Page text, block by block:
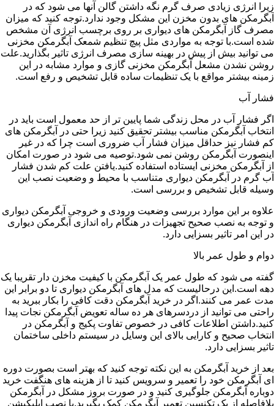
زیرا انرژی زیادی صرف گرم نگه داشتن گالن آنها می شود که در
آبگرمکن های بدون مخزن این مشکل وجود ندارد.توجه کنید که میزان
مصرف گاز آبگرمکن های دیواری بر روی برچسب انرژی آن مشخص
شده است.با توجه به مواردی مثل پیچ تنظیم شمعک آبگرمکن مخزنی
می توانید بیش از پیش در بهینه سازی مصرف انرژی تاثیر بگذارید.علت
روشن نشدن مشعل آبگرمکن مخزنی گازی و موارد مشابه در این
زمینه بیشتر مواقع با یک تنظیمات ساده قابل تشخیص و رفع است.
فشار آب
اگر فشار آب در محل زندگی شما پایین تر از حد معمول است باید در
انتخاب آبگرمکن مناسب بیشتر تحقیق کنید زیرا حتی در آبگرمکن های
کم فشار نیز حداقل میزان فشار آب ضروری است چرا که در غیر
اینصورت آبگرمکن روشن نمی شود.توصیه می شود در صورت امکان
از آبگرمکن مخزنی ایستاده استفاده کنید.یافتن علت کم شدن فشار
آب گرم در آبگرمکن دیواری متناسب با محیط و وضعیت نصب این
وسیله قابل تشخیص و بررسی است.
علاوه بر این موارد بررسی وضعیت ورودی و خروجی آبگرمکن دیواری
و توجه به نصب صحیح تجهیزات در هنگام راه اندازی آبگرمکن دیواری
در این امر تاثیر بسزایی دارد.
دوام و طول عمر بالا
گفته می شود که طول عمر یک آبگرمکن با کیفیت مخزن دار تقریبا یک
دهه است.این درحالیست که مدل های آبگرمکن دیواری تا دو برابر این
مدت عمر می کنند.اگر در خرید آبگرمکن دقت کافی را بکار ببرید به
راحتی می توانید از دردسرهای هر ده ساله تعویض آبگرمکن نجات پیدا
کنید.داشتن اطلاعات کافی در خصوص تفاوت پکیج و آبگرمکن در
انتخاب صحیح و کارایی بالای این وسایل در سیستم داخلی ساختمان
تاثیر بسزایی دارد.
بعد از خرید آبگرمکن به این نکته توجه کنید که بهتر است بصورت دوره
ای آبگرمکن خود را تعمیر و سرویس کنید تا از هزینه های هنگفت خرید
دوباره آبگرمکن جلوگیری کنید و در صورت بروز مشکل در آبگرمکن
بلافاصله از یک تکنسین تعمیر آبگرمکن کمک بگیرید.با نصب اپلیکیشن